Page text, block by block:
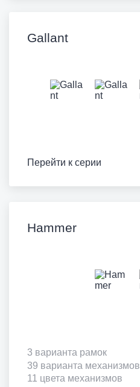
Gallant
Перейти к серии
Hammer
3 варианта рамок
39 варианта механизмов
11 цвета механизмов